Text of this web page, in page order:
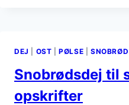
DEJ OST |PØLSE SNOBRØD
Snobrødsdej til
opskrifter